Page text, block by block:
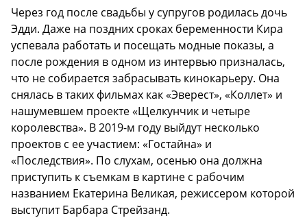
Через год после свадьбы у супругов родилась дочь
Эдди. Даже на поздних сроках беременности Кира
успевала работать и посещать модные показы, а
после рождения в одном из интервью призналась,
что не собирается забрасывать кинокарьеру. Она
снялась в таких фильмах как «Эверест», «Коллет» и
нашумевшем проекте «Щелкунчик и четыре
королевства». В 2019-м году выйдут несколько
проектов с ее участием: «Гостайна» и
«Последствия». По слухам, осенью она должна
приступить к съемкам в картине с рабочим
названием Екатерина Великая, режиссером которой
выступит Барбара Стрейзанд.